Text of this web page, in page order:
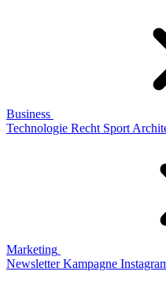
Business
Technologie Recht Sport
Marketing
Newsletter Kampagne